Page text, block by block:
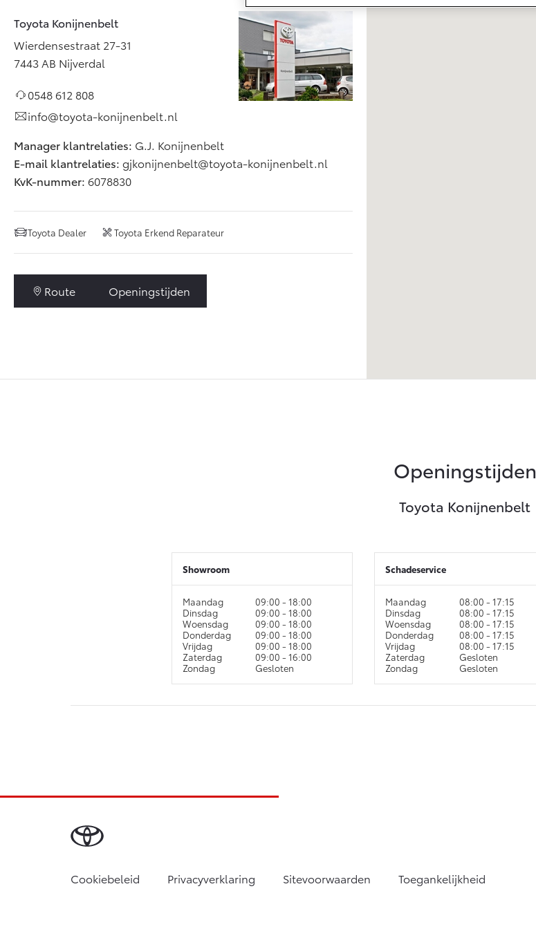
Connected
Connected Services
MyToyota login
Multimedia
Navigatie updates
Wierdensestraat 27-31
+31548612808info@toyota-konijnenbelt.nl
Maandag09:00 - 18:00
Dinsdag09:00 - 18:00
Donderdag09:00 - 18:00
Vrijdag09:00 - 18:00
ZondagGesloten
Toyota Konijnenbelt
Wierdensestraat 27-31
7443 AB Nijverdal
0548 612 808
info@toyota-konijnenbelt.nl
Manager klantrelaties: G.J. Konijnenbelt
E-mail klantrelaties: gjkonijnenbelt@toyota-konijnenbelt.nl
KvK-nummer: 6078830
Toyota Dealer Toyota Erkend Reparateur
Route Openingstijden
Openingstijden
Toyota Konijnenbelt
Showroom
Maandag
09:00 - 18:00
Dinsdag
09:00 - 18:00
Woensdag
09:00 - 18:00
Donderdag
09:00 - 18:00
Vrijdag
09:00 - 18:00
Zaterdag
09:00 - 16:00
Zondag
Gesloten
Schadeservice
Maandag
08:00 - 17:15
Dinsdag
08:00 - 17:15
Woensdag
08:00 - 17:15
Donderdag
08:00 - 17:15
Vrijdag
08:00 - 17:15
Zaterdag
Gesloten
Zondag
Gesloten
Cookiebeleid Privacyverklaring Sitevoorwaarden Toegankelijkheid